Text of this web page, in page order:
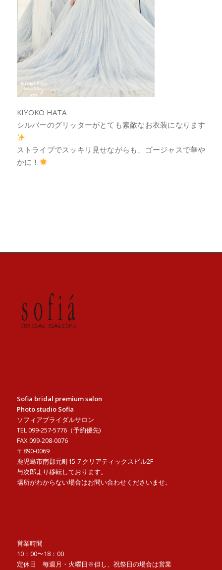
KIYOKO HATA
シルバーのグリッターがとても素敵なお衣装になります
ストライプでスッキリ見せながらも、ゴージャスで華や
かに！
Sofia bridal premium salon
Photo studio Sofia
ソフィアブライダルサロン
TEL 099-257-5776（予約優先)
FAX 099-208-0076
〒890-0069
鹿児島市南郡元町15-7 クリアティックスビル2F
与次郎より移転しております。
場所がわからない場合はお問い合わせくださいませ。
営業時間
10： 00〜18： 00
定休日 毎週月・火曜日※但し、祝祭日の場合は営業